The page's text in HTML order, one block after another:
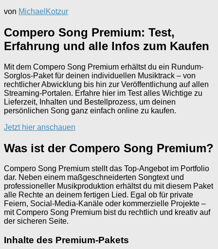
von MichaelKotzur
Compero Song Premium: Test,
Erfahrung und alle Infos zum Kaufen
Mit dem Compero Song Premium erhältst du ein Rundum-
Sorglos-Paket für deinen individuellen Musiktrack – von
rechtlicher Abwicklung bis hin zur Veröffentlichung auf allen
Streaming-Portalen. Erfahre hier im Test alles Wichtige zu
Lieferzeit, Inhalten und Bestellprozess, um deinen
persönlichen Song ganz einfach online zu kaufen.
Jetzt hier anschauen
Was ist der Compero Song Premium?
Compero Song Premium stellt das Top-Angebot im Portfolio
dar. Neben einem maßgeschneiderten Songtext und
professioneller Musikproduktion erhältst du mit diesem Paket
alle Rechte an deinem fertigen Lied. Egal ob für private
Feiern, Social-Media-Kanäle oder kommerzielle Projekte –
mit Compero Song Premium bist du rechtlich und kreativ auf
der sicheren Seite.
Inhalte des Premium-Pakets